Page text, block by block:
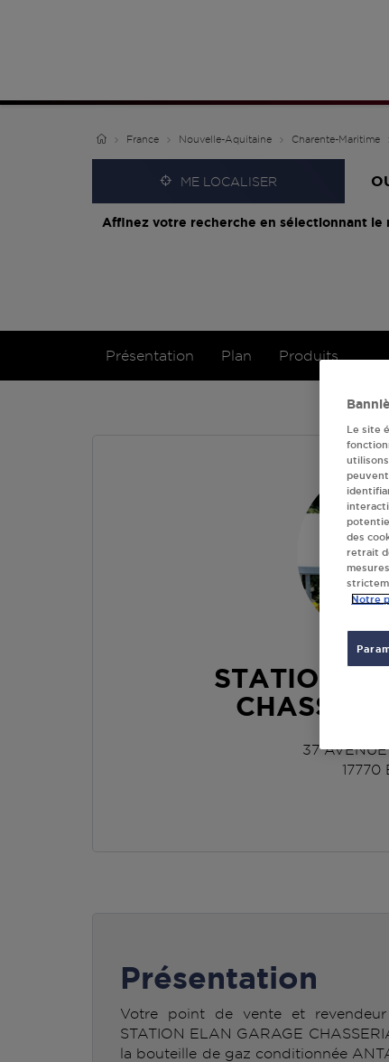
France Nouvelle-Aquitaine Charente-Maritime
ME LOCALISER
Affinez votre recherche en sélectionnant
Présentation Plan Produits
STATION
37
17770
Présentation
Votre point de vente et
STATION ELAN GARAGE
la bouteille de gaz conditionnée
Le site
des
retrait
Notre